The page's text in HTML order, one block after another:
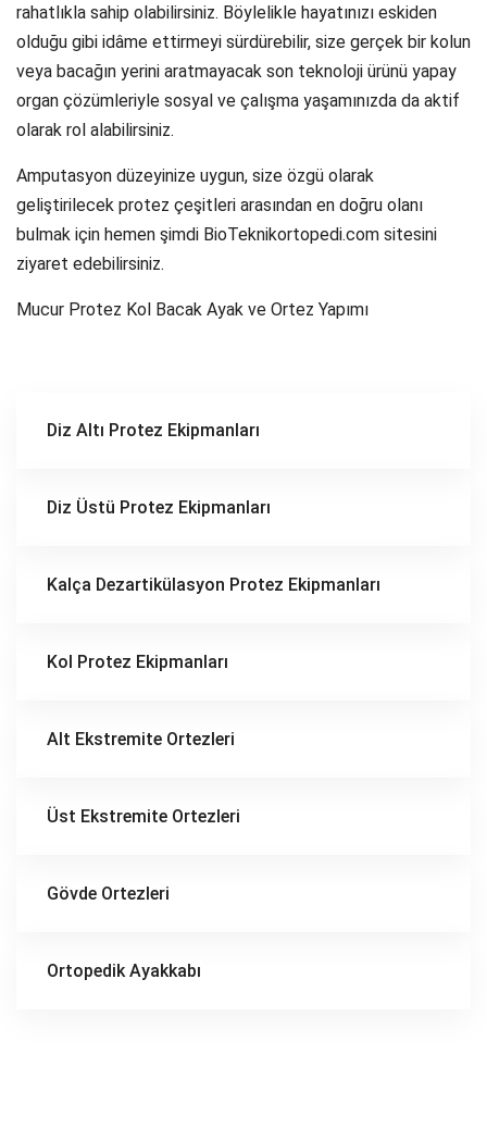
rahatlıkla sahip olabilirsiniz. Böylelikle hayatınızı eskiden
olduğu gibi idâme ettirmeyi sürdürebilir, size gerçek bir kolun
veya bacağın yerini aratmayacak son teknoloji ürünü yapay
organ çözümleriyle sosyal ve çalışma yaşamınızda da aktif
olarak rol alabilirsiniz.
Amputasyon düzeyinize uygun, size özgü olarak
geliştirilecek protez çeşitleri arasından en doğru olanı
bulmak için hemen şimdi BioTeknikortopedi.com sitesini
ziyaret edebilirsiniz.
Mucur Protez Kol Bacak Ayak ve Ortez Yapımı
Diz Altı Protez Ekipmanları
Diz Üstü Protez Ekipmanları
Kalça Dezartikülasyon Protez Ekipmanları
Kol Protez Ekipmanları
Alt Ekstremite Ortezleri
Üst Ekstremite Ortezleri
Gövde Ortezleri
Ortopedik Ayakkabı